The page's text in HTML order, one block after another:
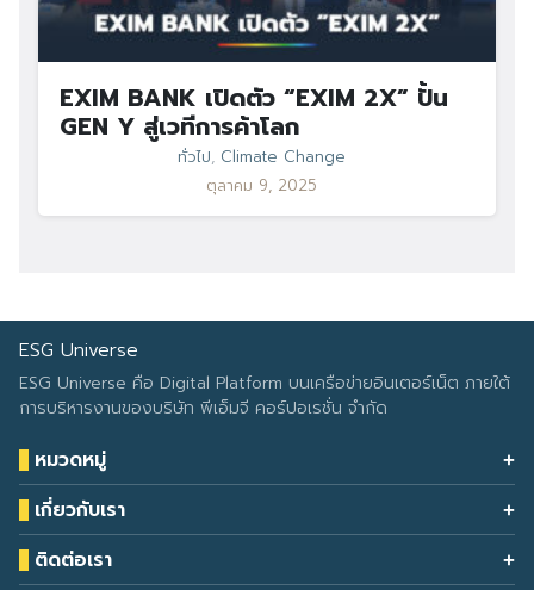
EXIM BANK เปิดตัว “EXIM 2X” ปั้น
GEN Y สู่เวทีการค้าโลก
ทั่วไป, Climate Change
ตุลาคม 9, 2025
ESG Universe
ESG Universe คือ Digital Platform บนเครือข่ายอินเตอร์เน็ต ภายใต้
การบริหารงานของบริษัท พีเอ็มจี คอร์ปอเรชั่น จำกัด
หมวดหมู่
Health & Wellness
Eco Icon
ESG Data
เกี่ยวกับเรา
Our Services
About Us
ติดต่อเรา
โทรศัพท์: 090-549-2524